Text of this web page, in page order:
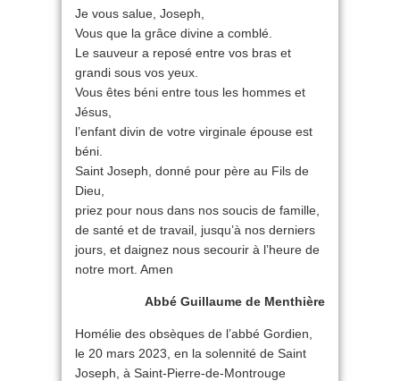
Je vous salue, Joseph,
Vous que la grâce divine a comblé.
Le sauveur a reposé entre vos bras et
grandi sous vos yeux.
Vous êtes béni entre tous les hommes et
Jésus,
l’enfant divin de votre virginale épouse est
béni.
Saint Joseph, donné pour père au Fils de
Dieu,
priez pour nous dans nos soucis de famille,
de santé et de travail, jusqu’à nos derniers
jours, et daignez nous secourir à l’heure de
notre mort. Amen
Abbé Guillaume de Menthière
Homélie des obsèques de l’abbé Gordien,
le 20 mars 2023, en la solennité de Saint
Joseph, à Saint-Pierre-de-Montrouge